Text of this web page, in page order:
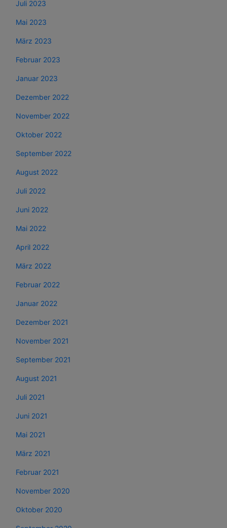
Juli 2023
Mai 2023
März 2023
Februar 2023
Januar 2023
Dezember 2022
November 2022
Oktober 2022
September 2022
August 2022
Juli 2022
Juni 2022
Mai 2022
April 2022
März 2022
Februar 2022
Januar 2022
Dezember 2021
November 2021
September 2021
August 2021
Juli 2021
Juni 2021
Mai 2021
März 2021
Februar 2021
November 2020
Oktober 2020